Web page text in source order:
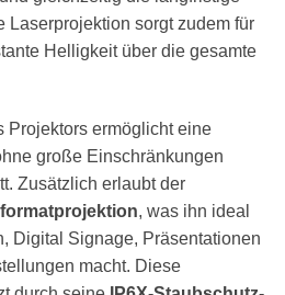
Laserprojektion sorgt zudem für
Helligkeit über die gesamte
Projektors ermöglicht eine
große Einschränkungen
Zusätzlich erlaubt der
, was ihn ideal
Digital Signage, Präsentationen
macht. Diese